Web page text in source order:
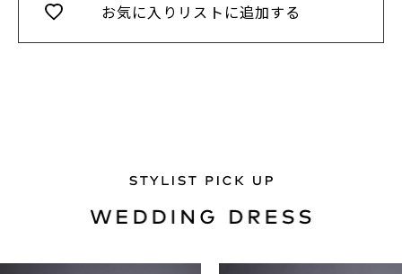
お気に入りリストに追加する